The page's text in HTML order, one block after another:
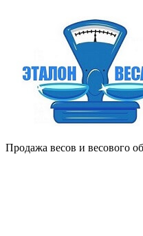
Продажа весов и весового